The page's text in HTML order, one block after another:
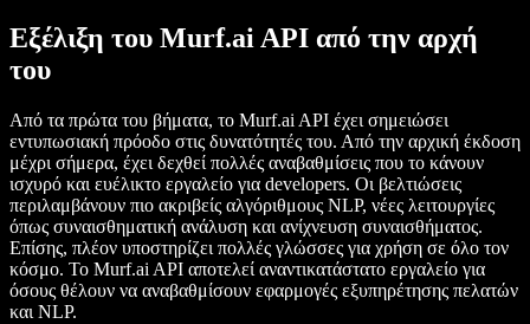
Εξέλιξη του Murf.ai API από την αρχή
του
Από τα πρώτα του βήματα, το Murf.ai API έχει σημειώσει
εντυπωσιακή πρόοδο στις δυνατότητές του. Από την αρχική έκδοση
μέχρι σήμερα, έχει δεχθεί πολλές αναβαθμίσεις που το κάνουν
ισχυρό και ευέλικτο εργαλείο για developers. Οι βελτιώσεις
περιλαμβάνουν πιο ακριβείς αλγόριθμους NLP, νέες λειτουργίες
όπως συναισθηματική ανάλυση και ανίχνευση συναισθήματος.
Επίσης, πλέον υποστηρίζει πολλές γλώσσες για χρήση σε όλο τον
κόσμο. Το Murf.ai API αποτελεί αναντικατάστατο εργαλείο για
όσους θέλουν να αναβαθμίσουν εφαρμογές εξυπηρέτησης πελατών
και NLP.